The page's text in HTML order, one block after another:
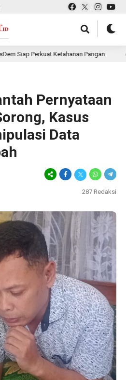
Ketahanan Pangan 6 jam
Pernyataan
Kasus
Data
287 Redaksi